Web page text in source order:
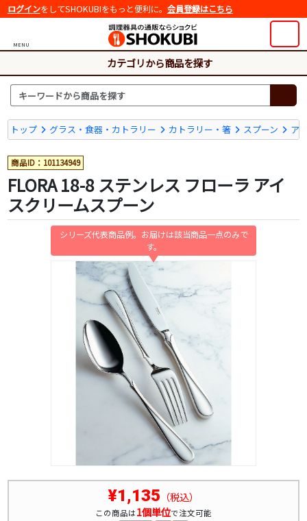
ログインをしてSHOKUBIをもっと便利に。 会員登録はこちら
MENU
カテゴリから商品を探す
トップ グラス・食器・カトラリー カトラリー・箸 スプーン ア
商品ID：101134949
FLORA 18-8 ステンレス フローラ アイ
スクリームスプーン
¥1,135 （税込）
この商品は1個単位で注文可能
シリーズ代表商品例。お届けは該当商品一点のみで
す。